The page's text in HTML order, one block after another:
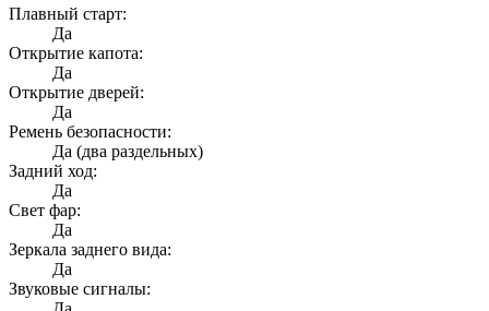
Плавный старт:
Да
Открытие капота:
Да
Открытие дверей:
Да
Ремень безопасности:
Да (два раздельных)
Задний ход:
Да
Свет фар:
Да
Зеркала заднего вида:
Да
Звуковые сигналы: